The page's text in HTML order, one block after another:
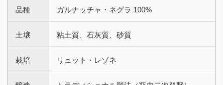
品種 ガルナッチャ・ネグラ 100%
土壌 粘土質、石灰質、砂質
栽培 リュット・レゾネ